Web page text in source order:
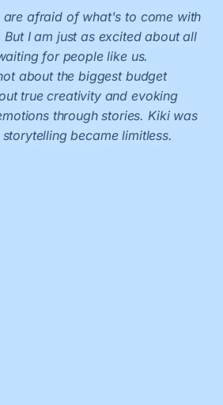
are afraid of what's to come with
But I am just as excited about all
for people like us.
about the biggest budget
true creativity and evoking
through stories. Kiki was
became limitless.